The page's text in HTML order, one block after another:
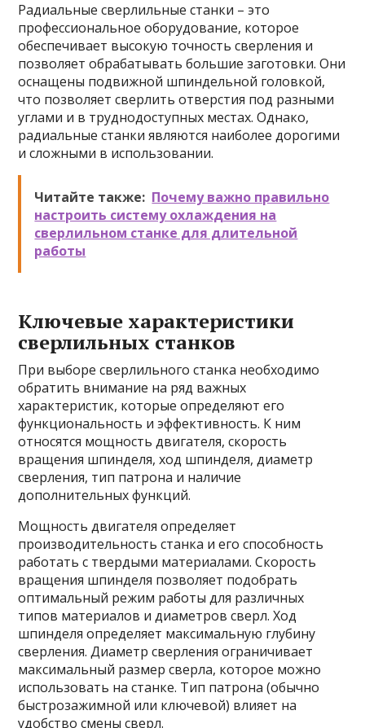
Радиальные сверлильные станки – это
профессиональное оборудование, которое
обеспечивает высокую точность сверления и
позволяет обрабатывать большие заготовки. Они
оснащены подвижной шпиндельной головкой,
что позволяет сверлить отверстия под разными
углами и в труднодоступных местах. Однако,
радиальные станки являются наиболее дорогими
и сложными в использовании.
Читайте также: Почему важно правильно
настроить систему охлаждения на
сверлильном станке для длительной
работы
Ключевые характеристики
сверлильных станков
При выборе сверлильного станка необходимо
обратить внимание на ряд важных
характеристик, которые определяют его
функциональность и эффективность. К ним
относятся мощность двигателя, скорость
вращения шпинделя, ход шпинделя, диаметр
сверления, тип патрона и наличие
дополнительных функций.
Мощность двигателя определяет
производительность станка и его способность
работать с твердыми материалами. Скорость
вращения шпинделя позволяет подобрать
оптимальный режим работы для различных
типов материалов и диаметров сверл. Ход
шпинделя определяет максимальную глубину
сверления. Диаметр сверления ограничивает
максимальный размер сверла, которое можно
использовать на станке. Тип патрона (обычно
быстрозажимной или ключевой) влияет на
удобство смены сверл.